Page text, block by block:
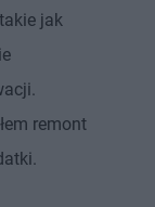
jak
remont